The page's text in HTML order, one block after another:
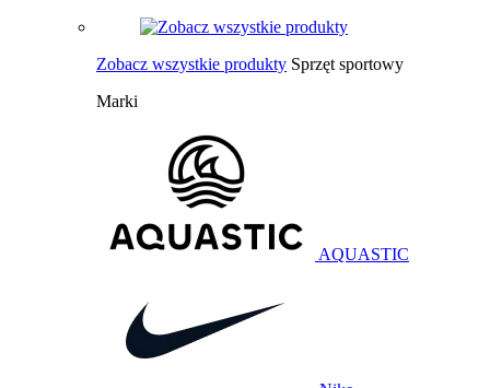
Zobacz wszystkie produkty Sprzęt sportowy
Marki
AQUASTIC